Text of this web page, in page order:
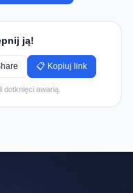
ją!
📋 Kopiuj link
dotknięci awarią.